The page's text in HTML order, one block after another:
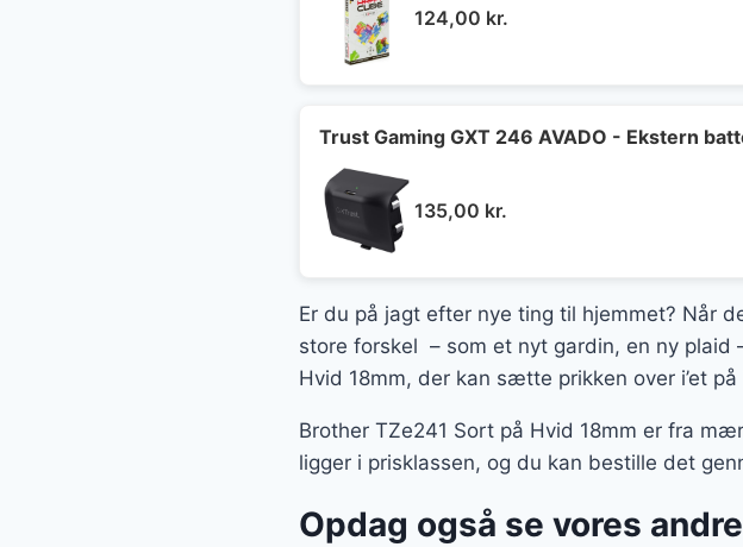
124,00 kr.
Trust Gaming GXT 246 AVADO - Ekstern
135,00 kr.
Er du på jagt efter nye ting til hjemmet? Når
store forskel – som et nyt gardin, en ny plaid
Hvid 18mm, der kan sætte prikken over i’et
Brother TZe241 Sort på Hvid 18mm er fra
ligger i prisklassen, og du kan bestille det
Opdag også se vores